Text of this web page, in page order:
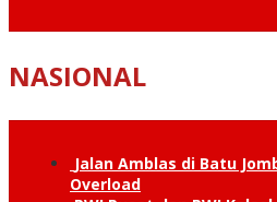
NASIONAL
Jalan Amblas di Batu
Overload